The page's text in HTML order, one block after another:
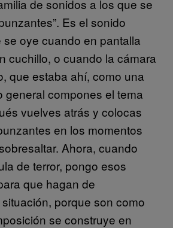
de sonidos a los que se
Es el sonido
oye cuando en pantalla
cuchillo, o cuando la cámara
que estaba ahí, como una
general compones el tema
vuelves atrás y colocas
en los momentos
Ahora, cuando
de terror, pongo esos
que hagan de
porque son como
se construye en